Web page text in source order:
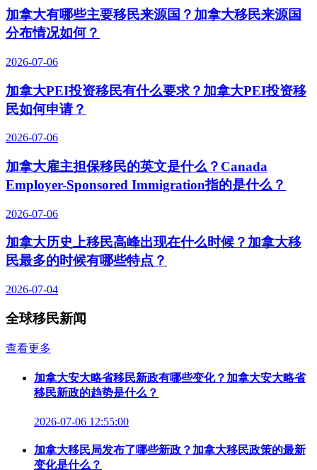
加拿大有哪些主要移民来源国？加拿大移民来源国
分布情况如何？
2026-07-06
加拿大PEI投资移民有什么要求？加拿大PEI投资移
民如何申请？
2026-07-06
加拿大雇主担保移民的英文是什么？Canada
Employer-Sponsored Immigration指的是什么？
2026-07-06
加拿大历史上移民高峰出现在什么时候？加拿大移
民最多的时候有哪些特点？
2026-07-04
全球移民新闻
查看更多
加拿大安大略省移民新政有哪些变化？加拿大安大略省
移民新政的趋势是什么？
2026-07-06 12:55:00
加拿大移民局发布了哪些新政？加拿大移民政策的最新
变化是什么？